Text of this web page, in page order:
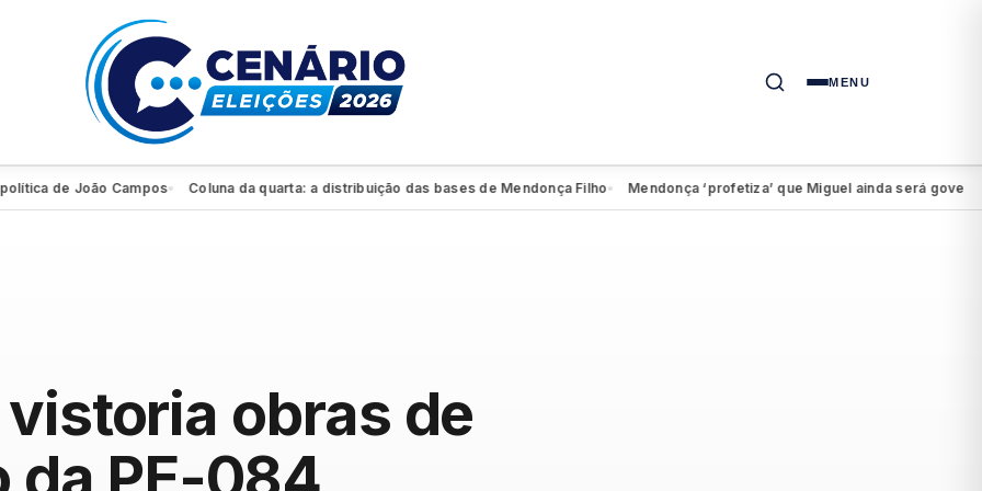
MENU
de João Campos● Coluna da quarta: a distribuição das bases de Mendonça Filho● Mendonça ‘profetiza’ que Miguel ainda será
obras de